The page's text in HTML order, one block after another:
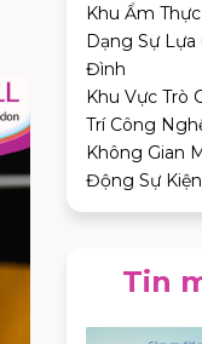
Khu Ẩm
Dạng Sự Lựa
Đình
Khu Vực Trò
Trí Công
Không Gian
Động Sự Kiện
Tin